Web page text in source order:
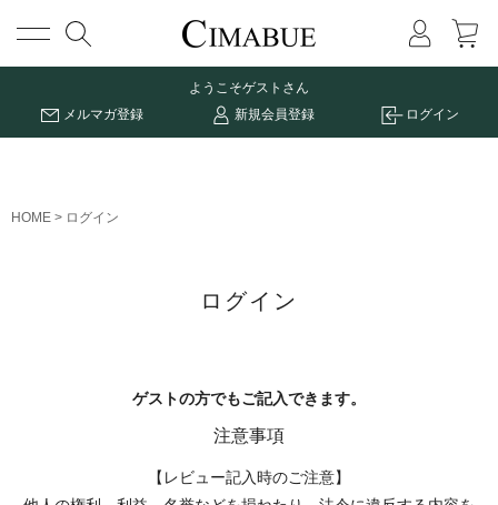
メニュー
ようこそゲストさん
メルマガ登録
新規会員登録 ログイン
HOME ログイン
ログイン
ゲストの方でもご記入できます。
注意事項
【レビュー記入時のご注意】